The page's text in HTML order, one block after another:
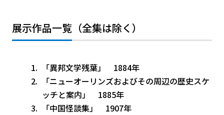
展示作品一覧（全集は除く）
「異邦文学残葉」 1884年
「ニューオーリンズおよびその周辺の歴史スケ
ッチと案内」 1885年
「中国怪談集」 1907年